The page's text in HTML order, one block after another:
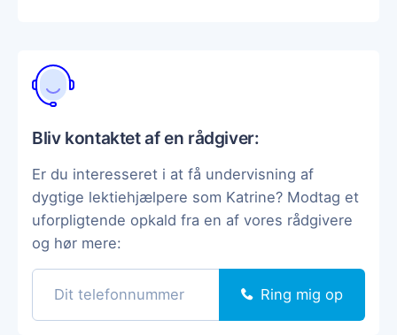
Bliv kontaktet af en rådgiver:
Er du interesseret i at få undervisning af
dygtige lektiehjælpere som Katrine? Modtag et
uforpligtende opkald fra en af vores rådgivere
og hør mere:
Ring mig op